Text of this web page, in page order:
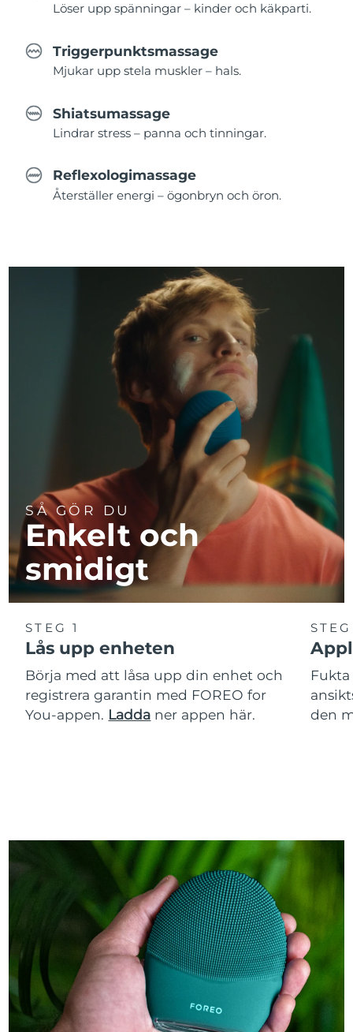
Löser upp spänningar – kinder och käkparti.
Triggerpunktsmassage
Mjukar upp stela muskler – hals.
Shiatsumassage
Lindrar stress – panna och tinningar.
Reflexologimassage
Återställer energi – ögonbryn och öron.
SÅ GÖR DU
Enkelt och
smidigt
STEG 1
Lås upp enheten
Börja med att låsa upp din enhet och
registrera garantin med FOREO for
You-appen. Ladda ner appen här.
den